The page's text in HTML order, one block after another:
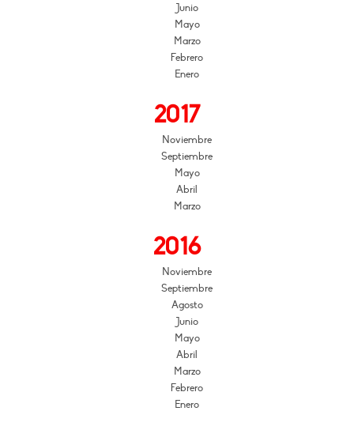
Junio
Mayo
Marzo
Febrero
Enero
2017
Noviembre
Septiembre
Mayo
Abril
Marzo
2016
Noviembre
Septiembre
Agosto
Junio
Mayo
Abril
Marzo
Febrero
Enero